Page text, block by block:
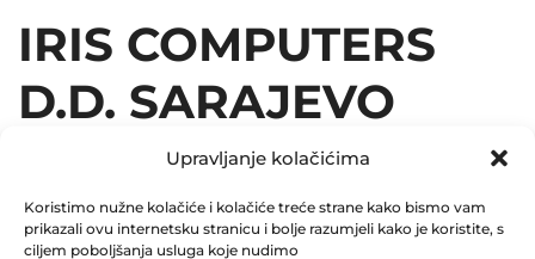
Upravljanje kolačićima
Koristimo nužne kolačiće i kolačiće treće strane kako bismo vam
prikazali ovu internetsku stranicu i bolje razumjeli kako je koristite, s
ciljem poboljšanja usluga koje nudimo
IRIS COMPUTERS
D.D. SARAJEVO
08.07.2019
July 8, 2019
0 Comments